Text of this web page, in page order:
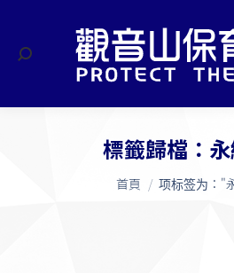
搜
標籤歸檔：
您在這裡：
首頁 项标签为："